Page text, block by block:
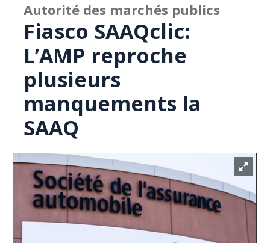
Autorité des marchés publics
Fiasco SAAQclic:
L’AMP reproche
plusieurs
manquements la
SAAQ